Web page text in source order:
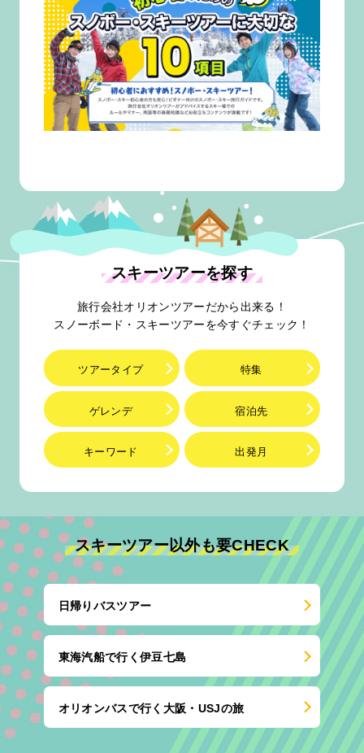
スキーツアーを探す
旅行会社オリオンツアーだから出来る！
スノーボード・スキーツアーを今すぐチェック！
ツアータイプ 特集
ゲレンデ 宿泊先
キーワード 出発月
スキーツアー以外も要CHECK
日帰りバスツアー
東海汽船で行く伊豆七島
オリオンバスで行く大阪・USJの旅